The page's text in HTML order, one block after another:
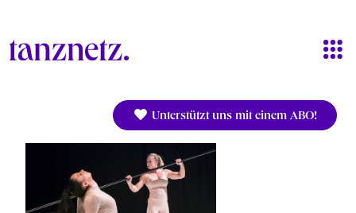
Unterstützt uns mit einem ABO!